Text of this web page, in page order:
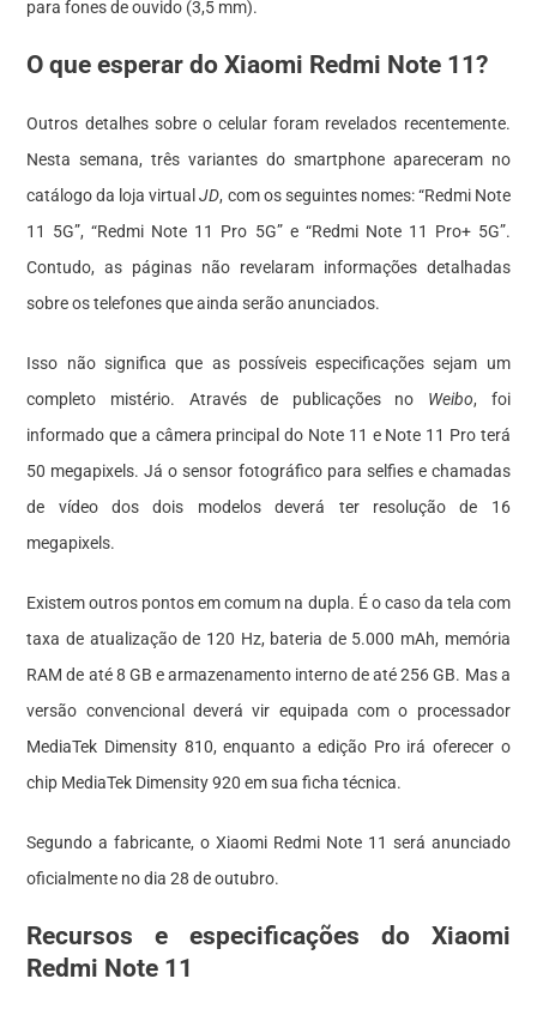
para fones de ouvido (3,5 mm).
O que esperar do Xiaomi Redmi Note 11?
Outros detalhes sobre o celular foram revelados recentemente.
Nesta semana, três variantes do smartphone apareceram no
catálogo da loja virtualJD, com os seguintes nomes: “Redmi Note
11 5G”, “Redmi Note 11 Pro 5G” e “Redmi Note 11 Pro+ 5G”.
Contudo, as páginas não revelaram informações detalhadas
sobre os telefones que ainda serão anunciados.
Isso não significa que as possíveis especificações sejam um
completo mistério. Através de publicações no Weibo, foi
informado que a câmera principal do Note 11 e Note 11 Pro terá
50 megapixels. Já o sensor fotográfico para selfies e chamadas
de vídeo dos dois modelos deverá ter resolução de 16
megapixels.
Existem outros pontos em comum na dupla. É o caso da tela com
taxa de atualização de 120 Hz, bateria de 5.000 mAh, memória
RAM de até 8 GB e armazenamento interno de até 256 GB. Mas a
versão convencional deverá vir equipada com o processador
MediaTek Dimensity 810, enquanto a edição Pro irá oferecer o
chip MediaTek Dimensity 920 em sua ficha técnica.
Segundo a fabricante, o Xiaomi Redmi Note 11 será anunciado
oficialmente no dia 28 de outubro.
Recursos e especificações do Xiaomi
Redmi Note 11